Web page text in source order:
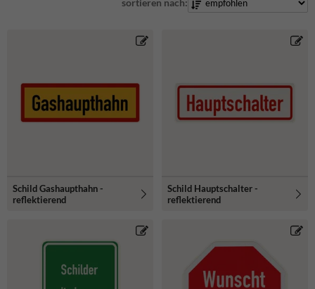
sortieren nach:
Schild Gashaupthahn -
reflektierend
Schild Hauptschalter -
reflektierend